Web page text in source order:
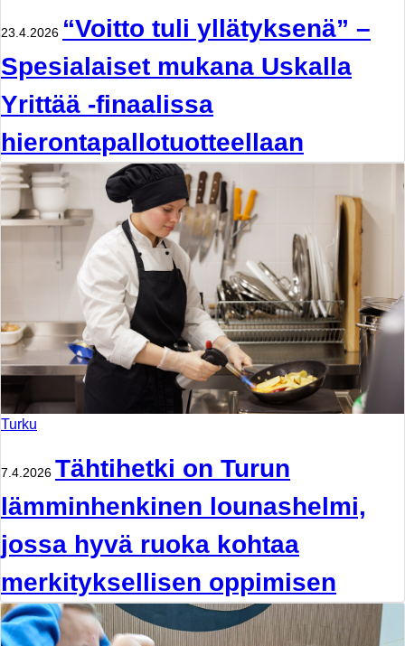
23.4.2026 “Voitto tuli yllätyksenä” –
Spesialaiset mukana Uskalla
Yrittää -finaalissa
hierontapallotuotteellaan
Turku
7.4.2026 Tähtihetki on Turun
lämminhenkinen lounashelmi,
jossa hyvä ruoka kohtaa
merkityksellisen oppimisen